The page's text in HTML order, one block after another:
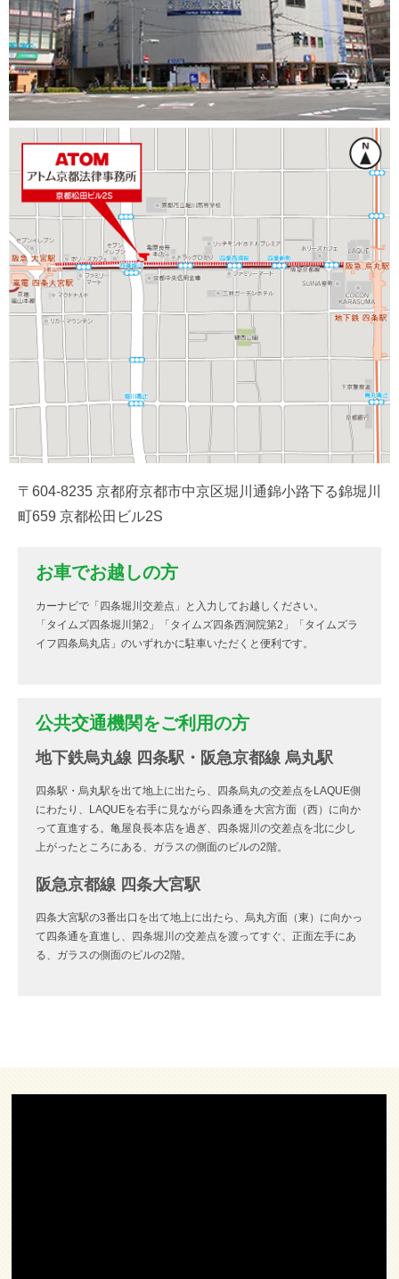
〒604-8235 京都府京都市中京区堀川通錦小路下る錦堀川
町659 京都松田ビル2S
お車でお越しの方
カーナビで「四条堀川交差点」と入力してお越しください。
「タイムズ四条堀川第2」「タイムズ四条西洞院第2」「タイムズラ
イフ四条烏丸店」のいずれかに駐車いただくと便利です。
公共交通機関をご利用の方
地下鉄烏丸線 四条駅・阪急京都線 烏丸駅
四条駅・烏丸駅を出て地上に出たら、四条烏丸の交差点をLAQUE側
にわたり、LAQUEを右手に見ながら四条通を大宮方面（西）に向か
って直進する。亀屋良長本店を過ぎ、四条堀川の交差点を北に少し
上がったところにある、ガラスの側面のビルの2階。
阪急京都線 四条大宮駅
四条大宮駅の3番出口を出て地上に出たら、烏丸方面（東）に向かっ
て四条通を直進し、四条堀川の交差点を渡ってすぐ、正面左手にあ
る、ガラスの側面のビルの2階。